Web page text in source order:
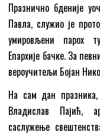
Празнично бденије
Павла, служио је
умировљени парох
Епархије бачке. За
вероучитељи Бојан
На сам дан празника,
Владислав Пајић,
саслужење